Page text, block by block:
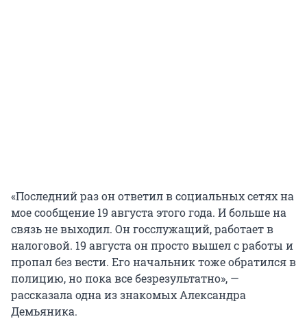
«Последний раз он ответил в социальных сетях на
мое сообщение 19 августа этого года. И больше на
связь не выходил. Он госслужащий, работает в
налоговой. 19 августа он просто вышел с работы и
пропал без вести. Его начальник тоже обратился в
полицию, но пока все безрезультатно», —
рассказала одна из знакомых Александра
Демьяника.